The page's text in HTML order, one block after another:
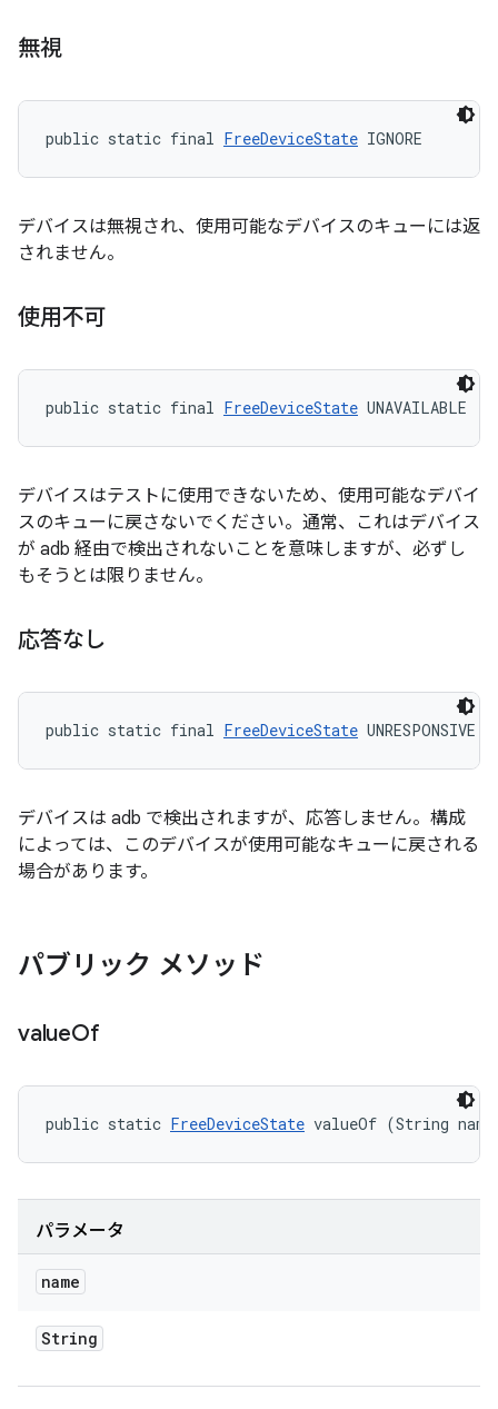
無視
public static final FreeDeviceState IGNORE
デバイスは無視され、使用可能なデバイスのキューには返
されません。
使用不可
public static final FreeDeviceState UNAVAILABLE
デバイスはテストに使用できないため、使用可能なデバイ
スのキューに戻さないでください。通常、これはデバイス
が adb 経由で検出されないことを意味しますが、必ずし
もそうとは限りません。
応答なし
public static final FreeDeviceState UNRESPONSIVE
デバイスは adb で検出されますが、応答しません。構成
によっては、このデバイスが使用可能なキューに戻される
場合があります。
パブリック メソッド
valueOf
public static FreeDeviceState valueOf (String
パラメータ
name
String